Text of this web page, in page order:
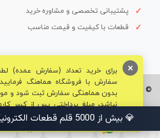
پشتیبانی تخصصی و مشاوره خرید
قطعات با کیفیت و قیمت مناسب
© تمامی حقوق برای فروشگاه تخصصی قم
برای خرید تعداد (سفارش عمده)
سفارش با فروشگاه هماهنگ
بدون هماهنگی سفارش ثبت شود و
نباشد، مبلغ پرداختی پس از کسر
مالیاتی به حساب شما بازگشت داده
×
💎 بیش از 5000 قلم قطعات الکترونیک و